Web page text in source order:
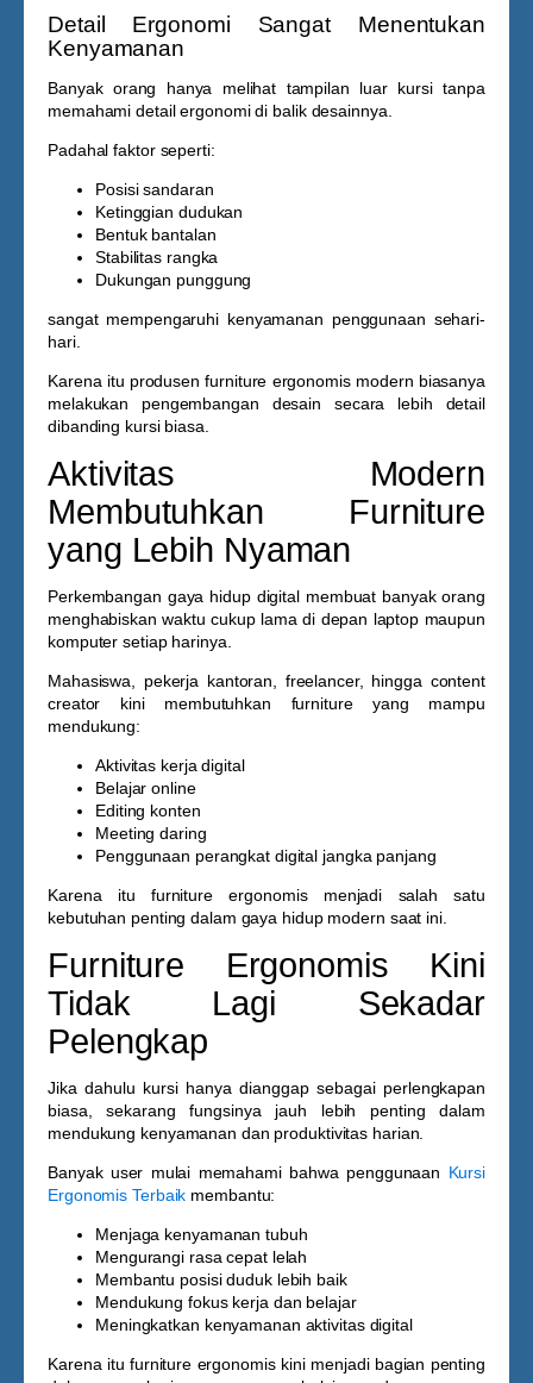
Detail Ergonomi Sangat Menentukan
Kenyamanan
Banyak orang hanya melihat tampilan luar kursi tanpa
memahami detail ergonomi di balik desainnya.
Padahal faktor seperti:
Posisi sandaran
Ketinggian dudukan
Bentuk bantalan
Stabilitas rangka
Dukungan punggung
sangat mempengaruhi kenyamanan penggunaan sehari-
hari.
Karena itu produsen furniture ergonomis modern biasanya
melakukan pengembangan desain secara lebih detail
dibanding kursi biasa.
Aktivitas Modern
Membutuhkan Furniture
yang Lebih Nyaman
Perkembangan gaya hidup digital membuat banyak orang
menghabiskan waktu cukup lama di depan laptop maupun
komputer setiap harinya.
Mahasiswa, pekerja kantoran, freelancer, hingga content
creator kini membutuhkan furniture yang mampu
mendukung:
Aktivitas kerja digital
Belajar online
Editing konten
Meeting daring
Penggunaan perangkat digital jangka panjang
Karena itu furniture ergonomis menjadi salah satu
kebutuhan penting dalam gaya hidup modern saat ini.
Furniture Ergonomis Kini
Tidak Lagi Sekadar
Pelengkap
Jika dahulu kursi hanya dianggap sebagai perlengkapan
biasa, sekarang fungsinya jauh lebih penting dalam
mendukung kenyamanan dan produktivitas harian.
Banyak user mulai memahami bahwa penggunaan Kursi
Ergonomis Terbaik membantu:
Menjaga kenyamanan tubuh
Mengurangi rasa cepat lelah
Membantu posisi duduk lebih baik
Mendukung fokus kerja dan belajar
Meningkatkan kenyamanan aktivitas digital
Karena itu furniture ergonomis kini menjadi bagian penting